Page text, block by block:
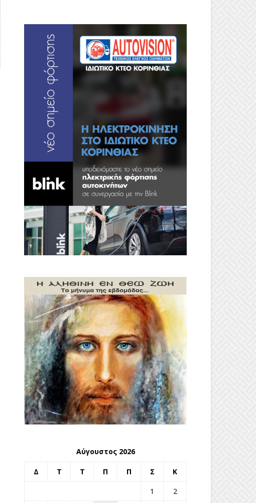
Αύγουστος 2026
Δ Τ Τ Π Π Σ Κ
1
2